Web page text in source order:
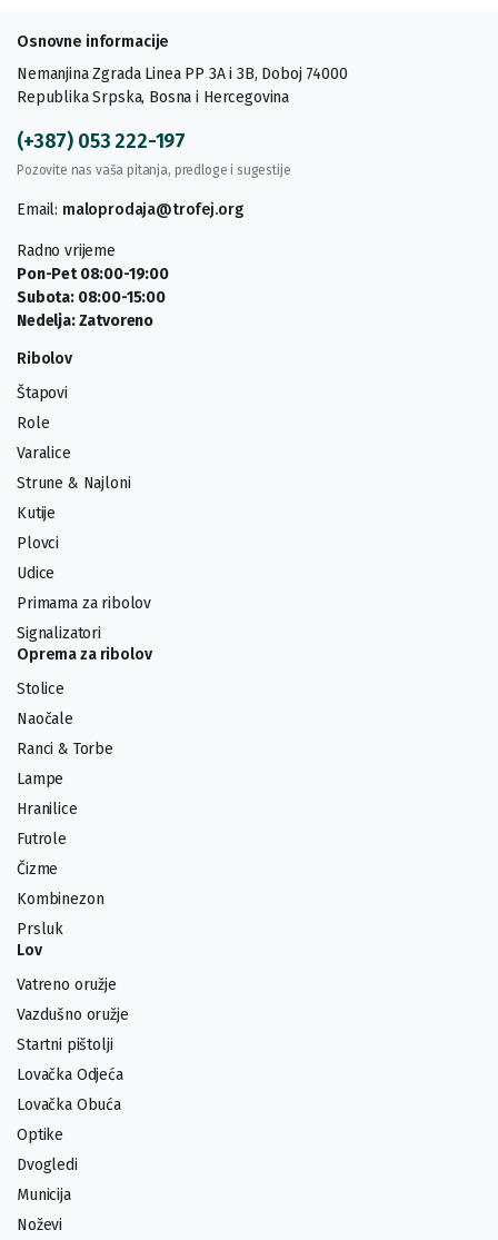
Osnovne informacije
Nemanjina Zgrada Linea PP 3A i 3B, Doboj 74000
Republika Srpska, Bosna i Hercegovina
(+387) 053 222-197
Pozovite nas vaša pitanja, predloge i sugestije
Email: maloprodaja@trofej.org
Radno vrijeme
Pon-Pet 08:00-19:00
Subota: 08:00-15:00
Nedelja: Zatvoreno
Ribolov
Štapovi
Role
Varalice
Strune & Najloni
Kutije
Plovci
Udice
Primama za ribolov
Signalizatori
Oprema za ribolov
Stolice
Naočale
Ranci & Torbe
Lampe
Hranilice
Futrole
Čizme
Kombinezon
Prsluk
Lov
Vatreno oružje
Vazdušno oružje
Startni pištolji
Lovačka Odjeća
Lovačka Obuća
Optike
Dvogledi
Municija
Noževi